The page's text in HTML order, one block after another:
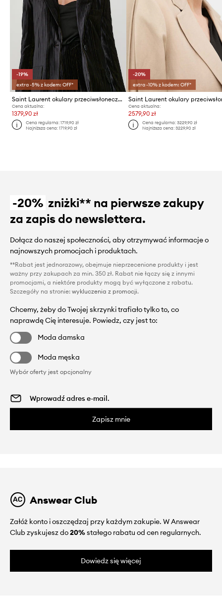
-19%
extra -5% z kodem: OFF*
Saint Laurent okulary przeciwsłoneczne
Cena aktualna:
1379,90 zł
Cena regularna:1719,90 zł
Najniższa cena:1719,90 zł
-20%
extra -10% z kodem: OFF*
Cena aktualna:
2579,90 zł
Cena regularna: 3229,90 zł
Najniższa cena: 3229,90 zł
-20% zniżki** na pierwsze zakupy
za zapis do newslettera.
Dołącz do naszej społeczności, aby otrzymywać informacje o
najnowszych promocjach i produktach.
**Rabat jest jednorazowy, obejmuje nieprzecenione produkty i jest
ważny przy zakupach za min. 350 zł. Rabat nie łączy się z innymi
promocjami, a niektóre produkty mogą być wyłączone z rabatu.
Szczegóły na stronie: wykluczenia z promocji.
Chcemy, żeby do Twojej skrzynki trafiało tylko to, co
naprawdę Cię interesuje. Powiedz, czy jest to:
Moda damska
Moda męska
Wybór oferty jest opcjonalny
Zapisz mnie
Answear Club
Załóż konto i oszczędzaj przy każdym zakupie. W Answear
Club zyskujesz do20%stałego rabatu od cen regularnych.
Dowiedz się więcej